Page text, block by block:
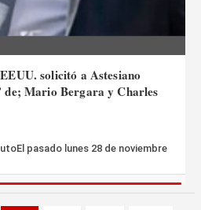
solicitó a Astesiano
de; Mario Bergara y Charles
pasado lunes 28 de noviembre